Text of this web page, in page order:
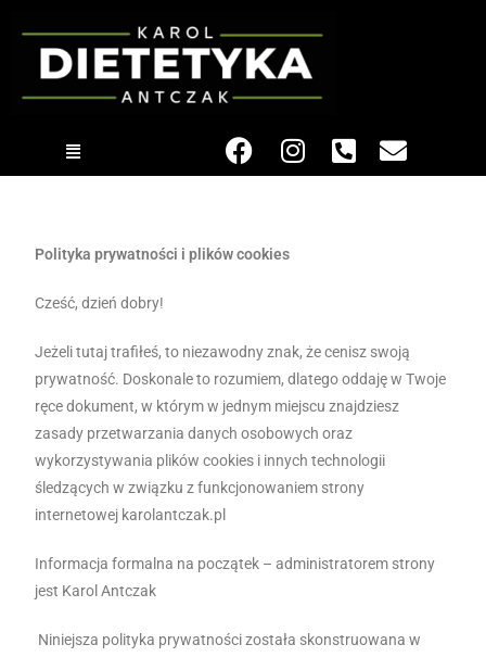
Polityka prywatności i plików cookies
Cześć, dzień dobry!
Jeżeli tutaj trafiłeś, to niezawodny znak, że cenisz swoją
prywatność. Doskonale to rozumiem, dlatego oddaję w Twoje
ręce dokument, w którym w jednym miejscu znajdziesz
zasady przetwarzania danych osobowych oraz
wykorzystywania plików cookies i innych technologii
śledzących w związku z funkcjonowaniem strony
internetowej karolantczak.pl
Informacja formalna na początek – administratorem strony
jest Karol Antczak
Niniejsza polityka prywatności została skonstruowana w